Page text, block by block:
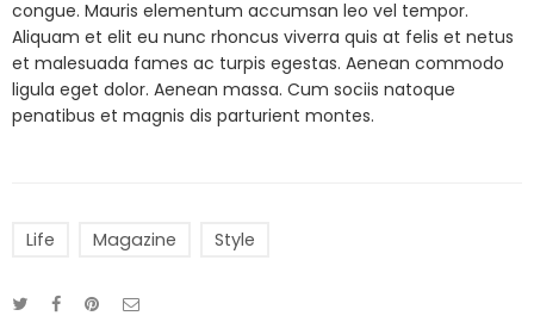
congue. Mauris elementum accumsan leo vel tempor.
Aliquam et elit eu nunc rhoncus viverra quis at felis et netus
et malesuada fames ac turpis egestas. Aenean commodo
ligula eget dolor. Aenean massa. Cum sociis natoque
penatibus et magnis dis parturient montes.
Life Magazine Style